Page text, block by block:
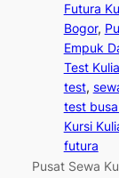
Futura
Bogor,
Empuk
Test
test,
test
Kursi
futura
Pusat Sewa